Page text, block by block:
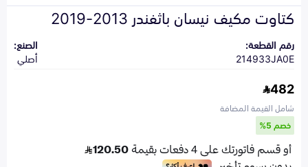
كتاوت مكيف نيسان باثفندر 2013-2019
رقم القطعة:
214933JA0E
الصنع:
أصلي
482
شامل القيمة المضافة
خصم 5%